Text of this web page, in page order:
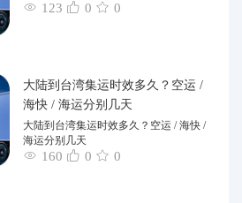
123 0 0
大陆到台湾集运时效多久？空运 /
海快 / 海运分别几天
大陆到台湾集运时效多久？空运 / 海快 /
海运分别几天
160 0 0